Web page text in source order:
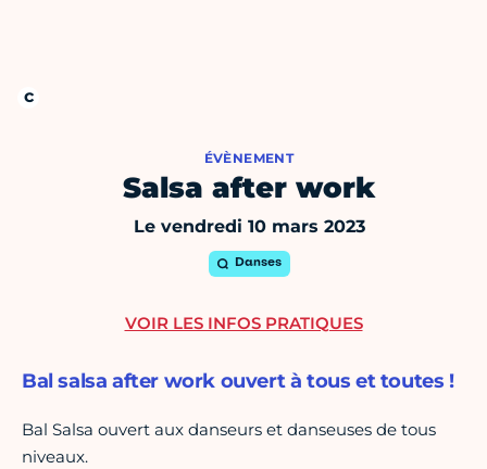
ÉVÈNEMENT
Salsa after work
Le vendredi 10 mars 2023
Danses
Bal salsa after work ouvert à tous et toutes !
Bal Salsa ouvert aux danseurs et danseuses de tous
niveaux.
VOIR LES INFOS PRATIQUES